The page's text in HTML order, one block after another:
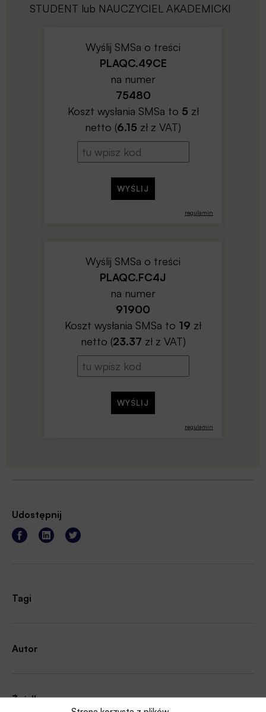
STUDENT lub NAUCZYCIEL AKADEMICKI
regulamin
Wyślij SMSa o treści
PLAQC.49CE
na numer
75480
Koszt wysłania SMSa to 5 zł
netto (6.15 zł z VAT)
regulamin
Wyślij SMSa o treści
PLAQC.FC4J
na numer
91900
Koszt wysłania SMSa to 19 zł
netto (23.37 zł z VAT)
Udostępnij
Tagi
Autor
Źródło